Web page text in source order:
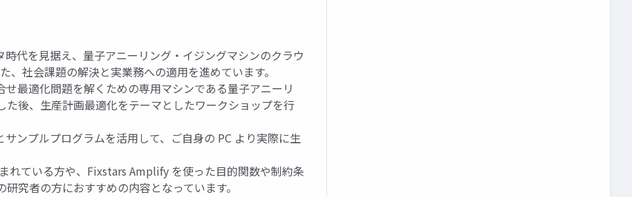
代を見据え、量子アニーリング・イジングマシンのクラウ
社会課題の解決と実業務への適用を進めています。
最適化問題を解くための専用マシンである量子アニーリ
後、生産計画最適化をテーマとしたワークショップを行
ンプルプログラムを活用して、ご自身の PC より実際に生
れている方や、Fixstars Amplify を使った目的関数や制約条
究者の方におすすめの内容となっています。